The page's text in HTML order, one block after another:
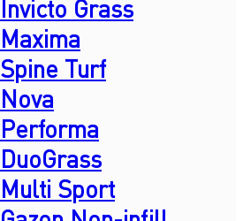
Invicto Grass
Maxima
Spine Turf
Nova
Performa
DuoGrass
Multi Sport